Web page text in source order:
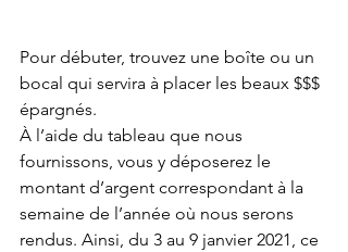
Pour débuter, trouvez une boîte ou un
bocal qui servira à placer les beaux $$$
épargnés.
À l’aide du tableau que nous
fournissons, vous y déposerez le
montant d’argent correspondant à la
semaine de l’année où nous serons
rendus. Ainsi, du 3 au 9 janvier 2021, ce